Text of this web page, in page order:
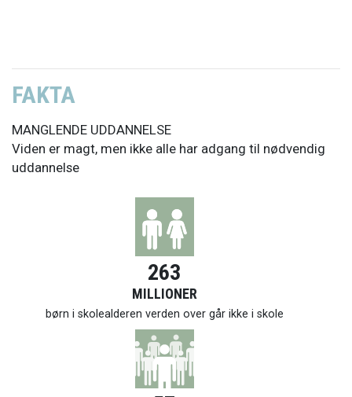
FAKTA
MANGLENDE UDDANNELSE
Viden er magt, men ikke alle har adgang til nødvendig
uddannelse
263
MILLIONER
børn i skolealderen verden over går ikke i skole